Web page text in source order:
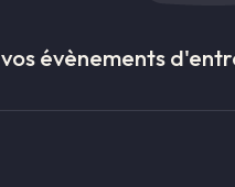
vos évènements